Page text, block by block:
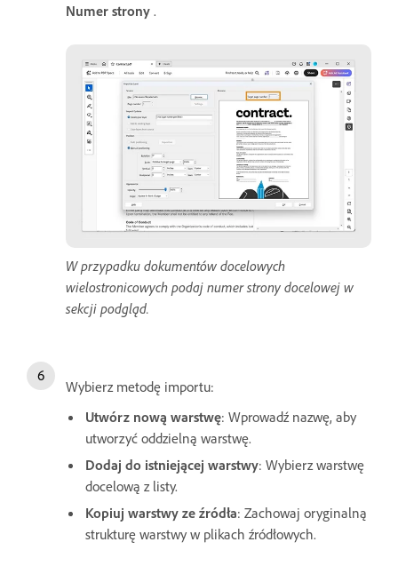
Numer strony .
W przypadku dokumentów docelowych
wielostronicowych podaj numer strony docelowej w
sekcji podgląd.
Wybierz metodę importu:
Utwórz nową warstwę: Wprowadź nazwę, aby
utworzyć oddzielną warstwę.
Dodaj do istniejącej warstwy: Wybierz warstwę
docelową z listy.
Kopiuj warstwy ze źródła: Zachowaj oryginalną
strukturę warstwy w plikach źródłowych.